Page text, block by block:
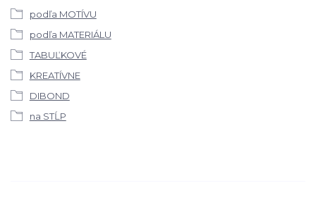
podľa MOTÍVU
podľa MATERIÁLU
TABUĽKOVÉ
KREATÍVNE
DIBOND
na STĹP